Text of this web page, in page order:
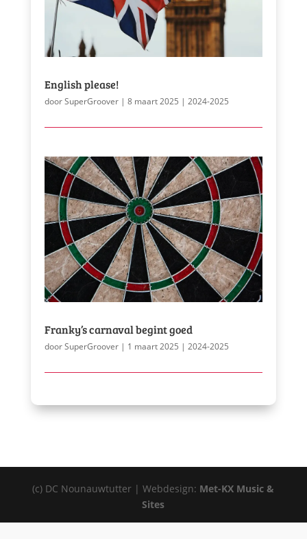
English please!
doorSuperGroover| 8 maart 2025 | 2024-2025
Franky’s carnaval begint goed
doorSuperGroover| 1 maart 2025 | 2024-2025
(c) DC Nounauwtutter | Webdesign: Met-KX Music &
Sites